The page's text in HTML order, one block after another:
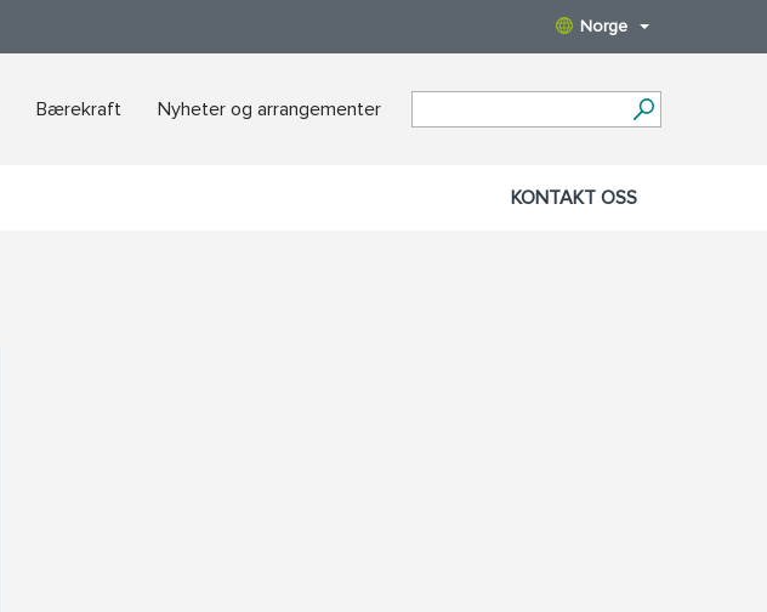
Norge
Bærekraft Nyheter og arrangementer
KONTAKT OSS